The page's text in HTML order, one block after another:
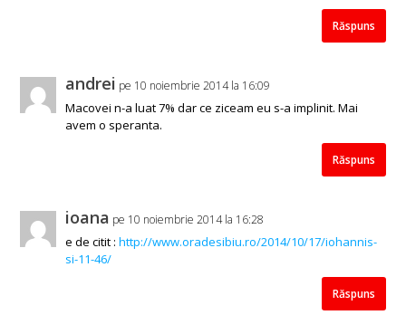
Răspuns
andrei pe 10 noiembrie 2014 la 16:09
Macovei n-a luat 7% dar ce ziceam eu s-a implinit. Mai
avem o speranta.
Răspuns
ioana pe 10 noiembrie 2014 la 16:28
e de citit :http://www.oradesibiu.ro/2014/10/17/iohannis-
si-11-46/
Răspuns